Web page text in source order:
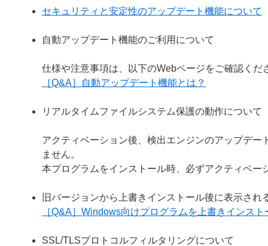
セキュリティと安定性のアップデート機能について
自動アップデート機能のご利用について
仕様や注意事項は、以下のWebページをご確認くだ
［Q&A］自動アップデート機能とは？
リアルタイムファイルシステム保護の動作について
アクティベーション後、検出エンジンのアップデ
ません。
本プログラムをインストール時、必ずアクティベ
旧バージョンから上書きインストール後に表示され
［Q&A］Windows向けプログラムを上書きインス
SSL/TLSプロトコルフィルタリングについて